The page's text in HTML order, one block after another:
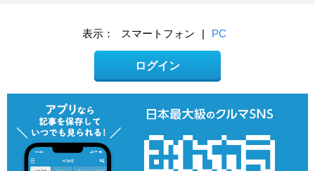
表示： スマートフォン | PC
ログイン